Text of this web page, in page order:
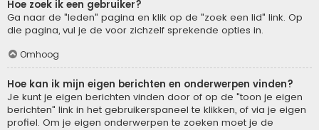
Hoe zoek ik een gebruiker?
Ga naar de "leden" pagina en klik op de "zoek een lid" link. Op
die pagina, vul je de voor zichzelf sprekende opties in.
Omhoog
Hoe kan ik mijn eigen berichten en onderwerpen vinden?
Je kunt je eigen berichten vinden door of op de "toon je eigen
berichten" link in het gebruikerspaneel te klikken, of via je eigen
profiel. Om je eigen onderwerpen te zoeken moet je de